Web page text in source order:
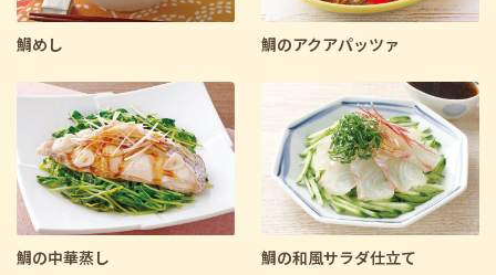
鯛めし 鯛のアクアパッツァ
鯛の中華蒸し 鯛の和風サラダ仕立て